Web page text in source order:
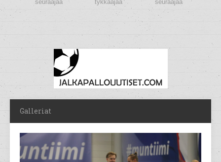
seuraajaa tykkääjää seuraajaa
Galleriat